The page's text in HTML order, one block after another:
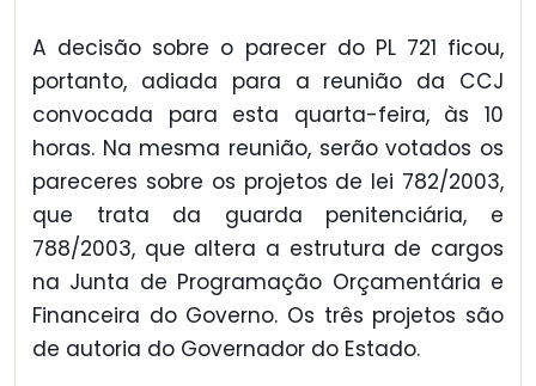
A decisão sobre o parecer do PL 721 ficou,
portanto, adiada para a reunião da CCJ
convocada para esta quarta-feira, às 10
horas. Na mesma reunião, serão votados os
pareceres sobre os projetos de lei 782/2003,
que trata da guarda penitenciária, e
788/2003, que altera a estrutura de cargos
na Junta de Programação Orçamentária e
Financeira do Governo. Os três projetos são
de autoria do Governador do Estado.